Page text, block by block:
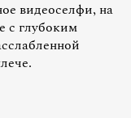
видеоселфи, на
с глубоким